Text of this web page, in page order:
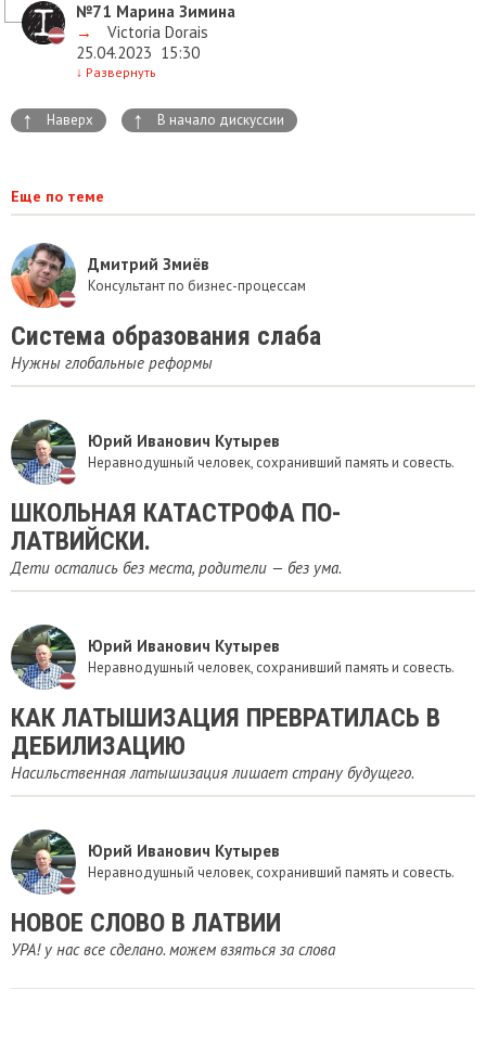
№71 Марина Зимина
→
Victoria Dorais
25.04.2023 15:30
↓ Развернуть
↑ Наверх ↑ В начало дискуссии
Еще по теме
Дмитрий Змиёв
Консультант по бизнес-процессам
Система образования слаба
Нужны глобальные реформы
Юрий Иванович Кутырев
Неравнодушный человек, сохранивший память и совесть.
ШКОЛЬНАЯ КАТАСТРОФА ПО-
ЛАТВИЙСКИ.
Дети остались без места, родители — без ума.
Юрий Иванович Кутырев
Неравнодушный человек, сохранивший память и совесть.
КАК ЛАТЫШИЗАЦИЯ ПРЕВРАТИЛАСЬ В
ДЕБИЛИЗАЦИЮ
Насильственная латышизация лишает страну будущего.
Юрий Иванович Кутырев
Неравнодушный человек, сохранивший память и совесть.
НОВОЕ СЛОВО В ЛАТВИИ
УРА! у нас все сделано. можем взяться за слова